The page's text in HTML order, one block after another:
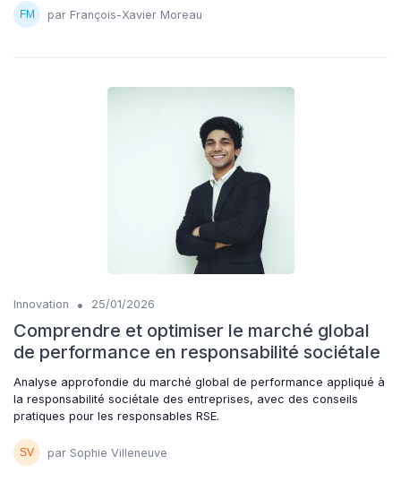
par François-Xavier Moreau
Innovation • 25/01/2026
Comprendre et optimiser le marché global
de performance en responsabilité sociétale
Analyse approfondie du marché global de performance appliqué à
la responsabilité sociétale des entreprises, avec des conseils
pratiques pour les responsables RSE.
par Sophie Villeneuve